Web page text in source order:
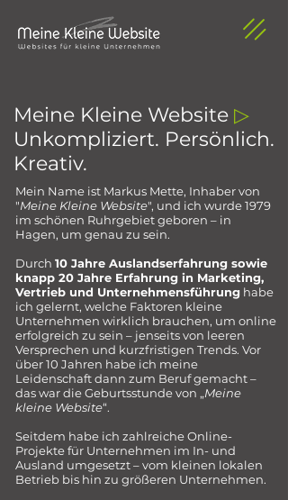
Meine Kleine Website ▷
Unkompliziert. Persönlich.
Kreativ.
Mein Name ist Markus Mette, Inhaber von
"Meine Kleine Website", und ich wurde 1979
im schönen Ruhrgebiet geboren – in
Hagen, um genau zu sein.
Durch 10 Jahre Auslandserfahrung sowie
knapp 20 Jahre Erfahrung in Marketing,
Vertrieb und Unternehmensführung habe
ich gelernt, welche Faktoren kleine
Unternehmen wirklich brauchen, um online
erfolgreich zu sein – jenseits von leeren
Versprechen und kurzfristigen Trends. Vor
über 10 Jahren habe ich meine
Leidenschaft dann zum Beruf gemacht –
das war die Geburtsstunde von „Meine
kleine Website“.
Seitdem habe ich zahlreiche Online-
Projekte für Unternehmen im In- und
Ausland umgesetzt – vom kleinen lokalen
Betrieb bis hin zu größeren Unternehmen.